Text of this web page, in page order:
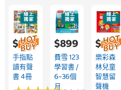
$999
手指點
讀有聲
書 4冊
$899
費雪 123
學習書 /
6~36個
月
$699
樂彩森
林兒童
智慧留
聲機